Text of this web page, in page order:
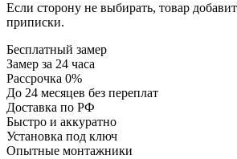
Если сторону не выбирать, товар
приписки.
Бесплатный замер
Замер за 24 часа
Рассрочка 0%
До 24 месяцев без переплат
Доставка по РФ
Быстро и аккуратно
Установка под ключ
Опытные монтажники